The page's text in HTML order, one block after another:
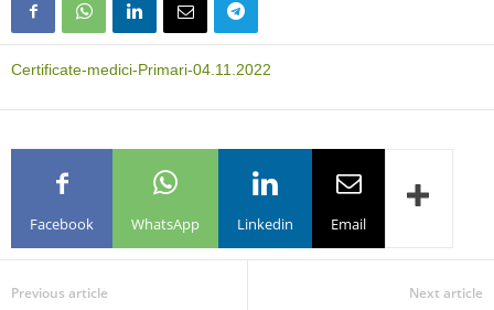
Certificate-medici-Primari-04.11.2022
Facebook WhatsApp Linkedin Email
Previous article Next article